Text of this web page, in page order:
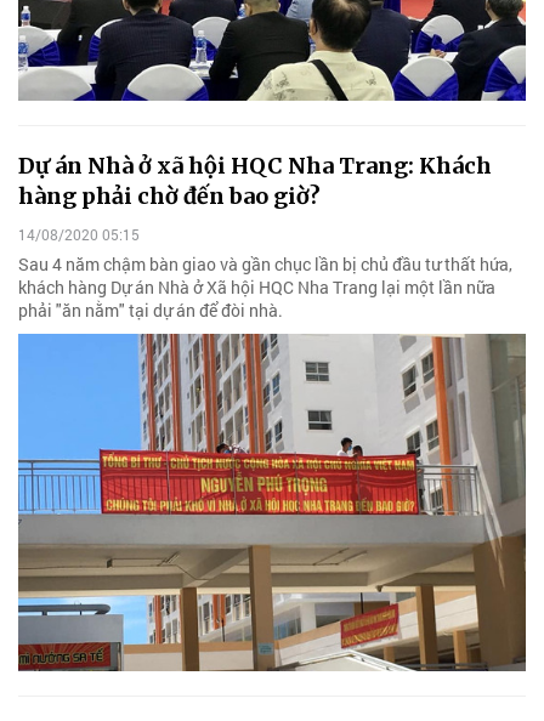
Dự án Nhà ở xã hội HQC Nha Trang: Khách
hàng phải chờ đến bao giờ?
14/08/2020 05:15
Sau 4 năm chậm bàn giao và gần chục lần bị chủ đầu tư thất hứa,
khách hàng Dự án Nhà ở Xã hội HQC Nha Trang lại một lần nữa
phải "ăn nằm" tại dự án để đòi nhà.